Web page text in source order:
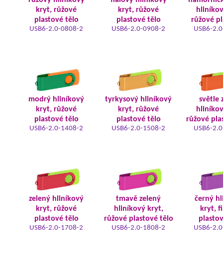
kryt, růžové
plastové tělo
USB6-2.0-0808-2
kryt, růžové
plastové tělo
USB6-2.0-0908-2
růžové
USB6-
modrý hliníkový
kryt, růžové
plastové tělo
USB6-2.0-1408-2
tyrkysový hliníkový
kryt, růžové
plastové tělo
USB6-2.0-1508-2
světle
růžové
USB6-
zelený hliníkový
kryt, růžové
plastové tělo
USB6-2.0-1708-2
tmavě zelený
hliníkový kryt,
růžové plastové tělo
USB6-2.0-1808-2
černý
kryt,
USB6-